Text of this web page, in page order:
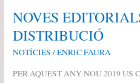
NOVES
DISTRIBUCIÓ
NOTÍCIES /ENRIC FAURA
PER AQUEST ANY NOU 2019 US